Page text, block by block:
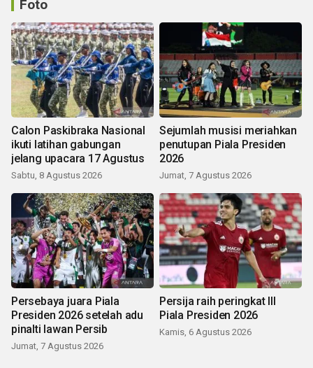
Foto
Calon Paskibraka Nasional
ikuti latihan gabungan
jelang upacara 17 Agustus
Sabtu, 8 Agustus 2026
Sejumlah musisi meriahkan
penutupan Piala Presiden
2026
Jumat, 7 Agustus 2026
Persebaya juara Piala
Presiden 2026 setelah adu
pinalti lawan Persib
Jumat, 7 Agustus 2026
Persija raih peringkat III
Piala Presiden 2026
Kamis, 6 Agustus 2026